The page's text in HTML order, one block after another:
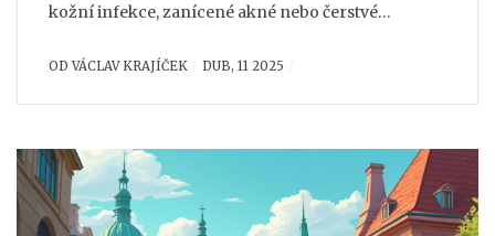
kožní infekce, zanícené akné nebo čerstvé
pleť ve dnech, kdy masáž není možná.
ODVÁCLAV KRAJÍČEK DUB, 11 2025